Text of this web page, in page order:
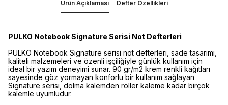
Ürün Açıklaması Defter Özellikleri
PULKO Notebook Signature Serisi Not Defterleri
PULKO Notebook Signature serisi not defterleri, sade tasarımı,
kaliteli malzemeleri ve özenli işçiliğiyle günlük kullanım için
ideal bir yazım deneyimi sunar. 90 gr/m2 krem renkli kağıtları
sayesinde göz yormayan konforlu bir kullanım sağlayan
Signature serisi, dolma kalemden roller kaleme kadar birçok
kalemle uyumludur.